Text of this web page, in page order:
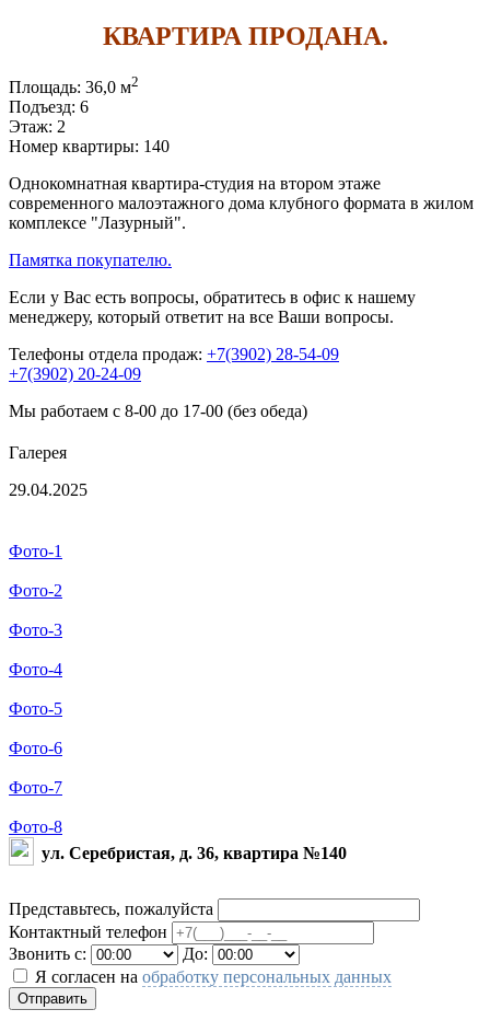
КВАРТИРА ПРОДАНА.
Площадь: 36,0 м2
Подъезд: 6
Этаж: 2
Номер квартиры: 140
Однокомнатная квартира-студия на втором этаже
современного малоэтажного дома клубного формата в жилом
комплексе "Лазурный".
Памятка покупателю.
Если у Вас есть вопросы, обратитесь в офис к нашему
менеджеру, который ответит на все Ваши вопросы.
Телефоны отдела продаж: +7(3902) 28-54-09
+7(3902) 20-24-09
Мы работаем с 8-00 до 17-00 (без обеда)
Галерея
29.04.2025
Фото-1
Фото-2
Фото-3
Фото-4
Фото-5
Фото-6
Фото-7
Фото-8
ул. Серебристая, д. 36, квартира №140
Представьтесь, пожалуйста
Контактный телефон
Звонить с:
До:
Я согласен на обработку персональных данных
Отправить